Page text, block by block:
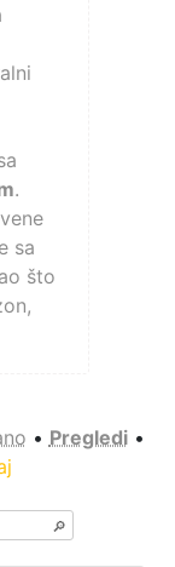
.
sa
što
• Pregledi •
🔎︎